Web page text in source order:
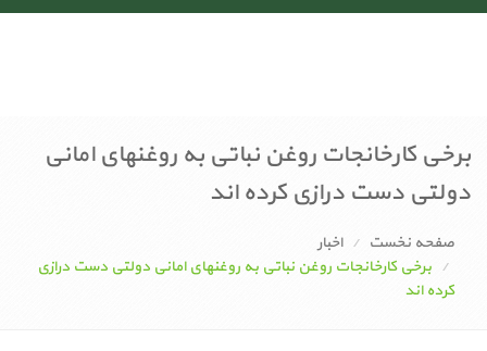
برخی کارخانجات روغن نباتی به روغنهای امانی
دولتی دست درازی کرده اند
صفحه نخست
اخبار
برخی کارخانجات روغن نباتی به روغنهای امانی دولتی دست درازی
کرده اند